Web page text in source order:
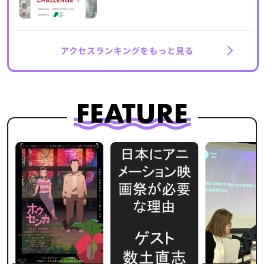
アクセスランキングをもっと見る